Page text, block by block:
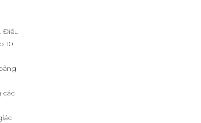
Điều
10
các